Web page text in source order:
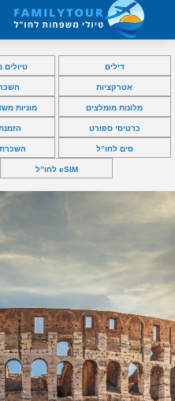
דילים טיולים
אטרקציות
מלונות מומלצים מוניות
כרטיסי ספורט
סים לחו”ל השכרת
eSIM לחו”ל